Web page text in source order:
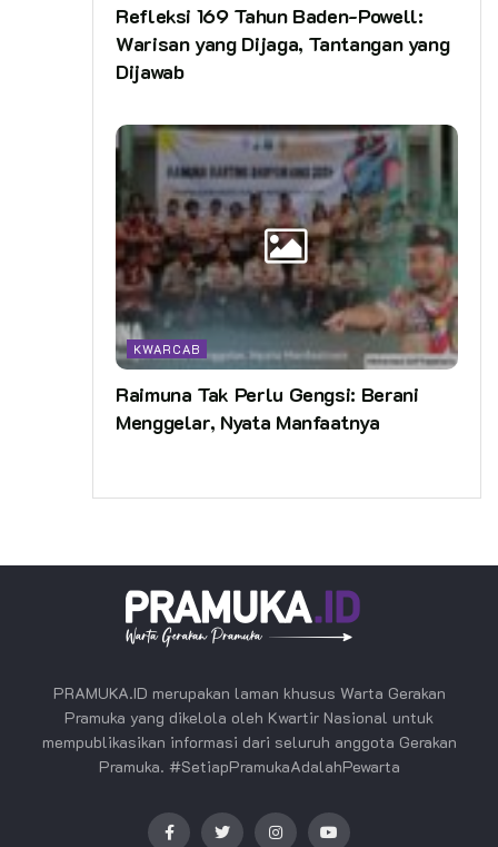
Refleksi 169 Tahun Baden-Powell:
Warisan yang Dijaga, Tantangan yang
Dijawab
KWARCAB
Raimuna Tak Perlu Gengsi: Berani
Menggelar, Nyata Manfaatnya
PRAMUKA.ID merupakan laman khusus Warta Gerakan
Pramuka yang dikelola oleh Kwartir Nasional untuk
mempublikasikan informasi dari seluruh anggota Gerakan
Pramuka. #SetiapPramukaAdalahPewarta